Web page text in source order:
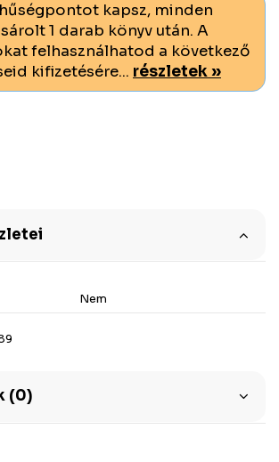
kapsz, minden
1 darab könyv után. A
felhasználhatod a következő
kifizetésére... részletek »
Nem
(0)